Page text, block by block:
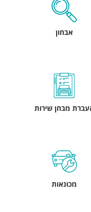
אבחון
מבחן שירות
מכונאות